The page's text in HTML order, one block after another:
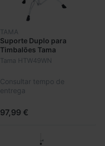
TAMA
Suporte Duplo para
Timbalões Tama
HTW49WN
Tama HTW49WN
Consultar tempo de
entrega
97,99 €